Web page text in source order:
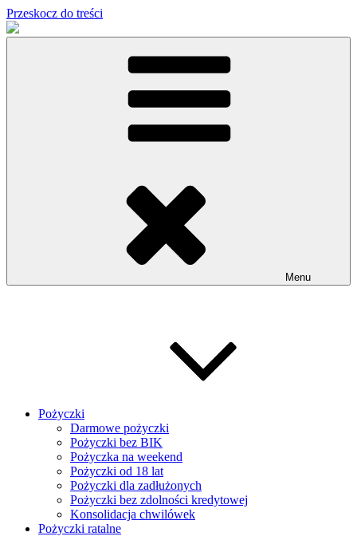
Przeskocz do treści
Menu
Pożyczki
Darmowe pożyczki
Pożyczki bez BIK
Pożyczka na weekend
Pożyczki od 18 lat
Pożyczki dla zadłużonych
Pożyczki bez zdolności kredytowej
Konsolidacja chwilówek
Pożyczki ratalne